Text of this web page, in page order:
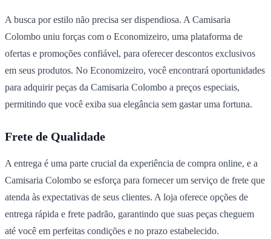
A busca por estilo não precisa ser dispendiosa. A Camisaria
Colombo uniu forças com o Economizeiro, uma plataforma de
ofertas e promoções confiável, para oferecer descontos exclusivos
em seus produtos. No Economizeiro, você encontrará oportunidades
para adquirir peças da Camisaria Colombo a preços especiais,
permitindo que você exiba sua elegância sem gastar uma fortuna.
Frete de Qualidade
A entrega é uma parte crucial da experiência de compra online, e a
Camisaria Colombo se esforça para fornecer um serviço de frete que
atenda às expectativas de seus clientes. A loja oferece opções de
entrega rápida e frete padrão, garantindo que suas peças cheguem
até você em perfeitas condições e no prazo estabelecido.